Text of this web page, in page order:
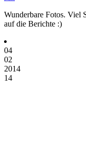
Wunderbare Fotos. Viel
auf die Berichte :)
04
02
2014
14